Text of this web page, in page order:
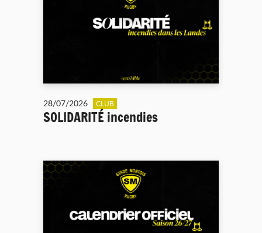
28/07/2026 CLUB
SOLIDARITÉ incendies